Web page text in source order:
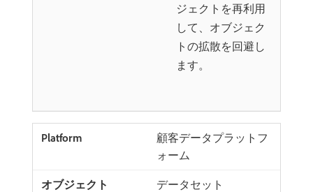
ジェクトを再利用
して、オブジェク
トの拡散を回避し
ます。
顧客データプラットフ
ォーム
データセット